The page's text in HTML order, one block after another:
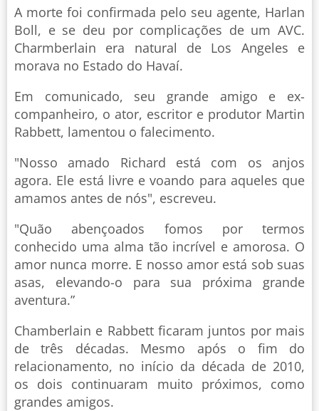
A morte foi confirmada pelo seu agente, Harlan
Boll, e se deu por complicações de um AVC.
Charmberlain era natural de Los Angeles e
morava no Estado do Havaí.
Em comunicado, seu grande amigo e ex-
companheiro, o ator, escritor e produtor Martin
Rabbett, lamentou o falecimento.
"Nosso amado Richard está com os anjos
agora. Ele está livre e voando para aqueles que
amamos antes de nós", escreveu.
"Quão abençoados fomos por termos
conhecido uma alma tão incrível e amorosa. O
amor nunca morre. E nosso amor está sob suas
asas, elevando-o para sua próxima grande
aventura.”
Chamberlain e Rabbett ficaram juntos por mais
de três décadas. Mesmo após o fim do
relacionamento, no início da década de 2010,
os dois continuaram muito próximos, como
grandes amigos.